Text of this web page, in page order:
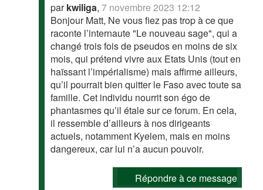
parkwiliga,7 novembre 2023 12:12
Bonjour Matt, Ne vous fiez pas trop à ce que
raconte l’internaute "Le nouveau sage", qui a
changé trois fois de pseudos en moins de six
mois, qui prétend vivre aux Etats Unis (tout en
haïssant l’impérialisme) mais affirme ailleurs,
qu’il pourrait bien quitter le Faso avec toute sa
famille. Cet individu nourrit son égo de
phantasmes qu’il étale sur ce forum. En cela,
il ressemble d’ailleurs à nos dirigeants
actuels, notamment Kyelem, mais en moins
dangereux, car lui n’a aucun pouvoir.
Répondre à ce message